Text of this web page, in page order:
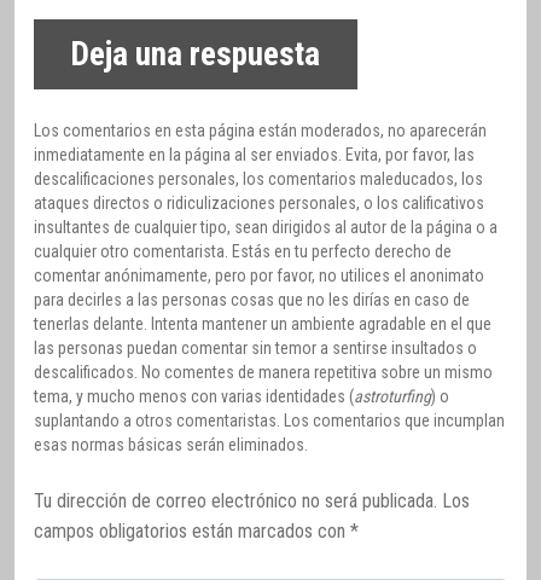
Deja una respuesta
Los comentarios en esta página están moderados, no aparecerán
inmediatamente en la página al ser enviados. Evita, por favor, las
descalificaciones personales, los comentarios maleducados, los
ataques directos o ridiculizaciones personales, o los calificativos
insultantes de cualquier tipo, sean dirigidos al autor de la página o a
cualquier otro comentarista. Estás en tu perfecto derecho de
comentar anónimamente, pero por favor, no utilices el anonimato
para decirles a las personas cosas que no les dirías en caso de
tenerlas delante. Intenta mantener un ambiente agradable en el que
las personas puedan comentar sin temor a sentirse insultados o
descalificados. No comentes de manera repetitiva sobre un mismo
tema, y mucho menos con varias identidades (astroturfing) o
suplantando a otros comentaristas. Los comentarios que incumplan
esas normas básicas serán eliminados.
Tu dirección de correo electrónico no será publicada. Los
campos obligatorios están marcados con *